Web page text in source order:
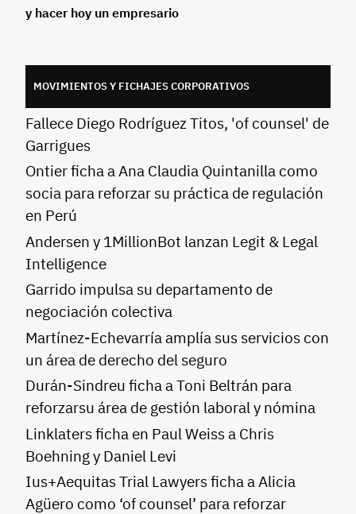
y hacer hoy un empresario
MOVIMIENTOS Y FICHAJES CORPORATIVOS
Fallece Diego Rodríguez Titos, 'of counsel' de
Garrigues
Ontier ficha a Ana Claudia Quintanilla como
socia para reforzar su práctica de regulación
en Perú
Andersen y 1MillionBot lanzan Legit & Legal
Intelligence
Garrido impulsa su departamento de
negociación colectiva
Martínez-Echevarría amplía sus servicios con
un área de derecho del seguro
Durán-Sindreu ficha a Toni Beltrán para
reforzarsu área de gestión laboral y nómina
Linklaters ficha en Paul Weiss a Chris
Boehning y Daniel Levi
Ius+Aequitas Trial Lawyers ficha a Alicia
Agüero como ‘of counsel’ para reforzar